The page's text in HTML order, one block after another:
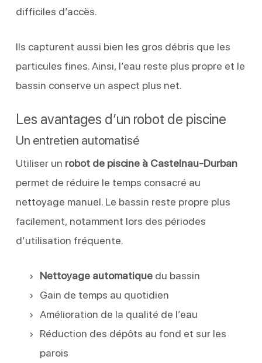
difficiles d’accès.
Ils capturent aussi bien les gros débris que les
particules fines. Ainsi, l’eau reste plus propre et le
bassin conserve un aspect plus net.
Les avantages d’un robot de piscine
Un entretien automatisé
Utiliser un robot de piscine à Castelnau-Durban
permet de réduire le temps consacré au
nettoyage manuel. Le bassin reste propre plus
facilement, notamment lors des périodes
d’utilisation fréquente.
Nettoyage automatiquedu bassin
Gain de temps au quotidien
Amélioration de la qualité de l’eau
Réduction des dépôts au fond et sur les
parois